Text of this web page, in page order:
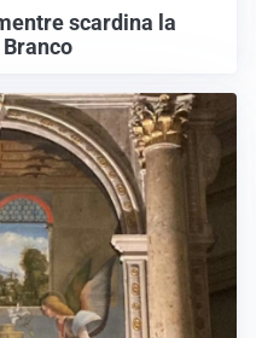
scardina la